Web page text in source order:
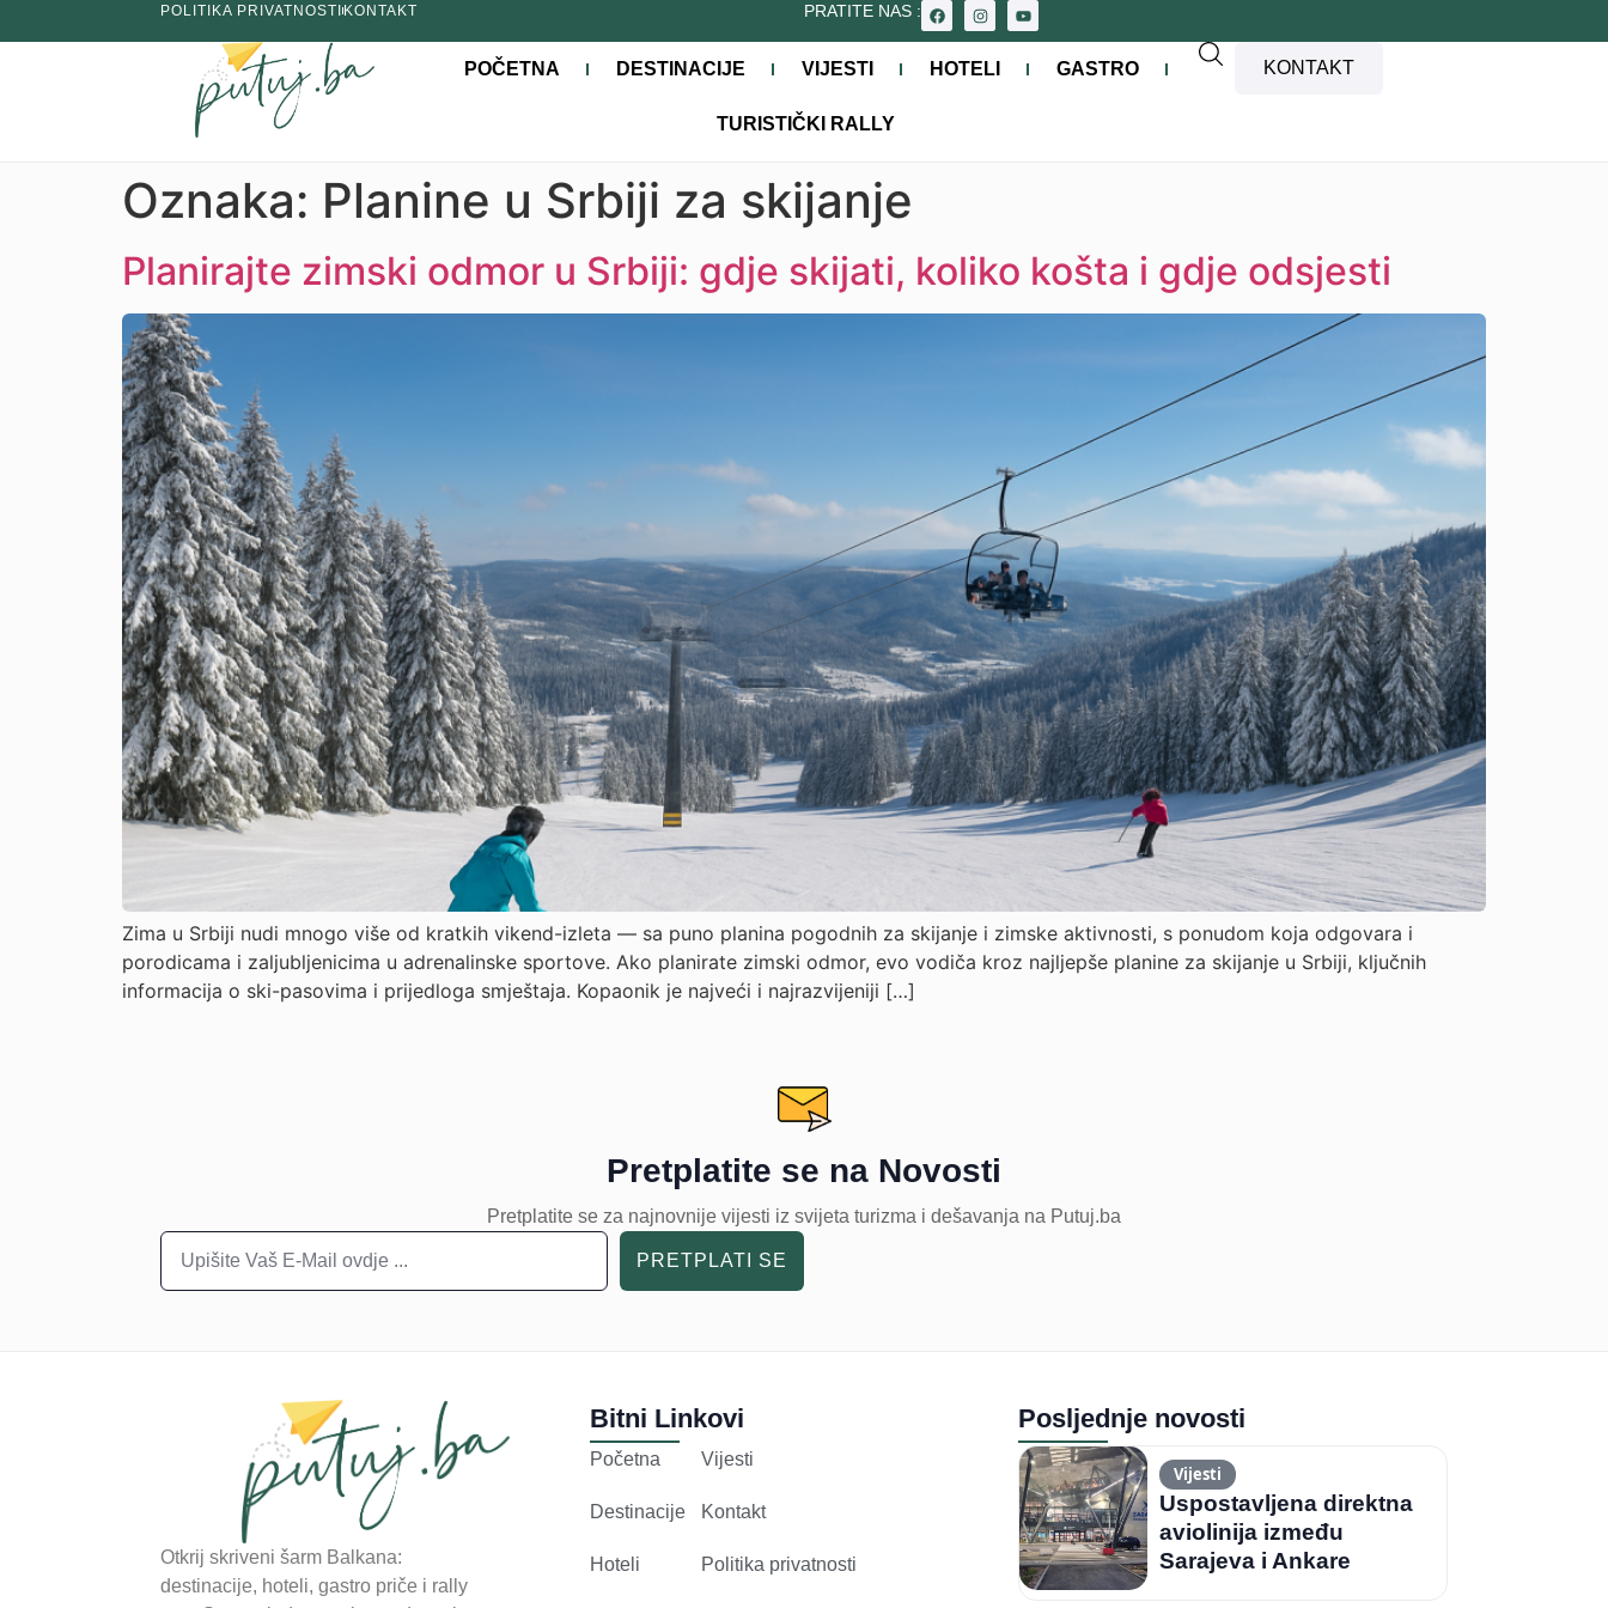
POLITIKA PRIVATNOSTIKONTAKT PRATITE NAS :
POČETNA DESTINACIJE VIJESTI HOTELI GASTRO
TURISTIČKI RALLY
KONTAKT
Oznaka: Planine u Srbiji za skijanje
Planirajte zimski odmor u Srbiji: gdje skijati, koliko košta i gdje odsjesti
Zima u Srbiji nudi mnogo više od kratkih vikend-izleta — sa puno planina pogodnih za skijanje i zimske aktivnosti, s ponudom koja odgovara i
porodicama i zaljubljenicima u adrenalinske sportove. Ako planirate zimski odmor, evo vodiča kroz najljepše planine za skijanje u Srbiji, ključnih
informacija o ski-pasovima i prijedloga smještaja. Kopaonik je najveći i najrazvijeniji […]
Pretplatite se na Novosti
Pretplatite se za najnovnije vijesti iz svijeta turizma i dešavanja na Putuj.ba
PRETPLATI SE
Otkrij skriveni šarm Balkana:
destinacije, hoteli, gastro priče i rally
Bitni Linkovi
Početna
Destinacije
Hoteli
Vijesti
Kontakt
Politika privatnosti
Posljednje novosti
Vijesti
Uspostavljena direktna
aviolinija između
Sarajeva i Ankare